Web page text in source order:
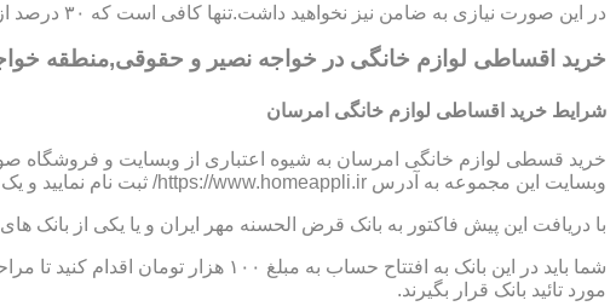
در این صورت نیازی به ضامن نیز نخواهید داشت.تنها کافی است که ۳۰ درصد از مبلغ کل کالا را به صورت پیش پرداخت،پرداخت نموده و مابقی مبلغ را در اقساط ؟،؟؟ و یا ؟؟ ماهه بپردازید.
خرید اقساطی لوازم خانگی در خواجه نصیر و حقوقی,منطقه
شرایط خرید اقساطی لوازم خانگی امرسان
خرید قسطی لوازم خانگی امرسان به شیوه اعتباری از وبسایت و فروشگاه
وبسایت این مجموعه به آدرس https://www.homeappli.ir/ ثبت نام نمایید و یک پیش فاکتور دریافت کنید.
با دریافت این پیش فاکتور به بانک قرض الحسنه مهر ایران و یا یکی از
شما باید در این بانک به افتتاح حساب به
مورد تائید بانک قرار بگیرند.